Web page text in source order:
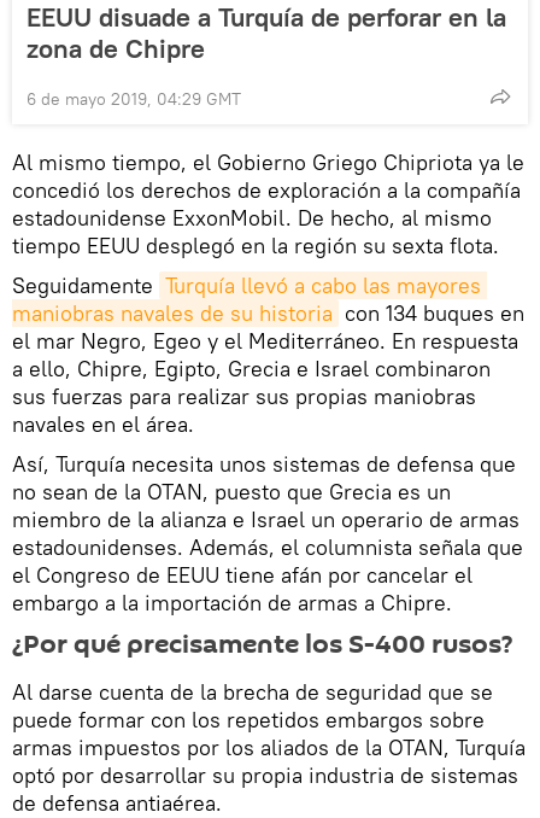
EEUU disuade a Turquía de perforar en la
zona de Chipre
6 de mayo 2019, 04:29 GMT
Al mismo tiempo, el Gobierno Griego Chipriota ya le
concedió los derechos de exploración a la compañía
estadounidense ExxonMobil. De hecho, al mismo
tiempo EEUU desplegó en la región su sexta flota.
Seguidamente Turquía llevó a cabo las mayores
maniobras navales de su historia con 134 buques en
el mar Negro, Egeo y el Mediterráneo. En respuesta
a ello, Chipre, Egipto, Grecia e Israel combinaron
sus fuerzas para realizar sus propias maniobras
navales en el área.
Así, Turquía necesita unos sistemas de defensa que
no sean de la OTAN, puesto que Grecia es un
miembro de la alianza e Israel un operario de armas
estadounidenses. Además, el columnista señala que
el Congreso de EEUU tiene afán por cancelar el
embargo a la importación de armas a Chipre.
¿Por qué precisamente los S-400 rusos?
Al darse cuenta de la brecha de seguridad que se
puede formar con los repetidos embargos sobre
armas impuestos por los aliados de la OTAN, Turquía
optó por desarrollar su propia industria de sistemas
de defensa antiaérea.